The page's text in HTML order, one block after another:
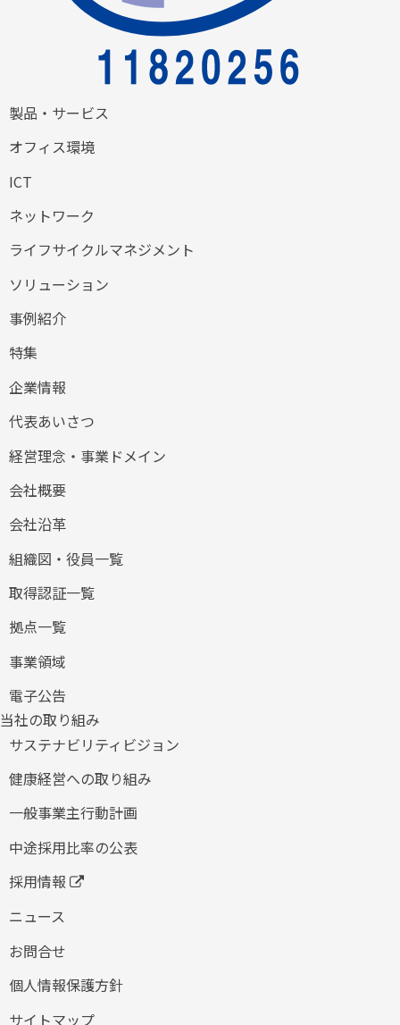
製品・サービス
オフィス環境
ICT
ネットワーク
ライフサイクルマネジメント
ソリューション
事例紹介
特集
企業情報
代表あいさつ
経営理念・事業ドメイン
会社概要
会社沿革
組織図・役員一覧
取得認証一覧
拠点一覧
事業領域
電子公告
当社の取り組み
サステナビリティビジョン
健康経営への取り組み
​一般事業主行動計画
中途採用比率の公表
採用情報
ニュース
お問合せ
個人情報保護方針
サイトマップ